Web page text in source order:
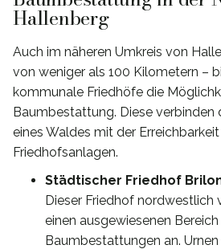
Hallenberg
Auch im näheren Umkreis von
von weniger als 100 Kilometern –
kommunale Friedhöfe die
Baumbestattung. Diese verbinden
eines Waldes mit der
Friedhofsanlagen.
Städtischer Friedhof
Dieser Friedhof nordwestlich
einen ausgewiesenen
Baumbestattungen an.